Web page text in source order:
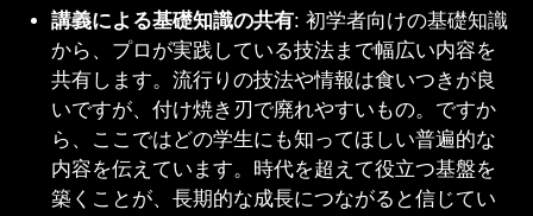
講義による基礎知識の共有: 初学者向けの基礎知識
から、プロが実践している技法まで幅広い内容を
共有します。流行りの技法や情報は食いつきが良
いですが、付け焼き刃で廃れやすいもの。ですか
ら、ここではどの学生にも知ってほしい普遍的な
内容を伝えています。時代を超えて役立つ基盤を
築くことが、長期的な成長につながると信じてい